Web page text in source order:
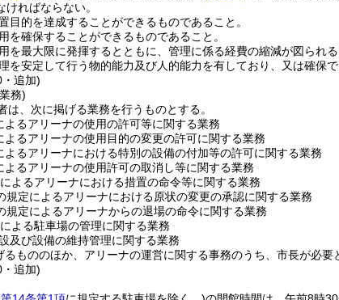
ればならない。
目的を達成することができるものであること。
を確保することができるものであること。
を最大限に発揮するとともに、管理に係る経費の縮減が図られる
を安定して行う物的能力及び人的能力を有しており、又は確保で
追加)
務)
は、次に掲げる業務を行うものとする。
よるアリーナの使用の許可等に関する業務
よるアリーナの使用目的の変更の許可に関する業務
よるアリーナにおける特別の設備の付加等の許可に関する業務
よるアリーナの使用許可の取消し等に関する業務
よるアリーナにおける措置の命令等に関する業務
規定によるアリーナにおける原状の変更の承認に関する業務
規定によるアリーナからの退場の命令に関する業務
よる駐車場の管理に関する業務
及び設備の維持管理に関する業務
るもののほか、アリーナの運営に関する事務のうち、市長が必要
追加)